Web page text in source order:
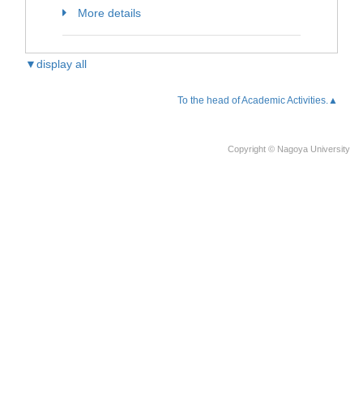
More details
▼display all
To the head of Academic Activities.▲
Copyright © Nagoya University